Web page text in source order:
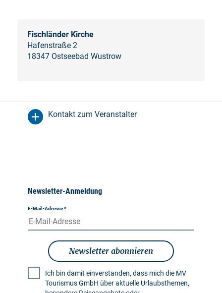
Fischländer Kirche
Hafenstraße 2
18347 Ostseebad Wustrow
Kontakt zum Veranstalter
Newsletter-Anmeldung
E-Mail-Adresse*
Newsletter abonnieren
Ich bin damit einverstanden, dass mich die MV
Tourismus GmbH über aktuelle Urlaubsthemen,